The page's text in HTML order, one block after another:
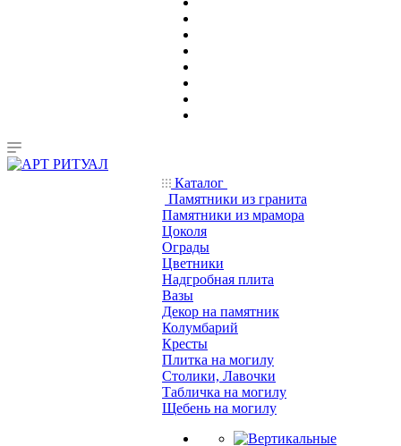
Каталог
Памятники из гранита
Памятники из мрамора
Цоколя
Ограды
Цветники
Надгробная плита
Вазы
Декор на памятник
Колумбарий
Кресты
Плитка на могилу
Столики, Лавочки
Табличка на могилу
Щебень на могилу